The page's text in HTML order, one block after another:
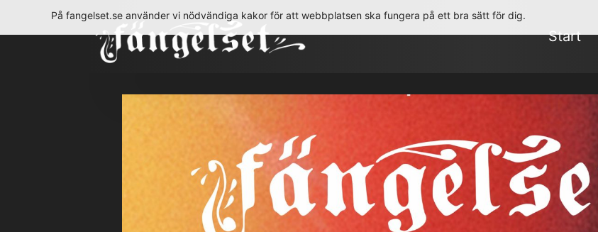
till
Start
På fangelset.se använder vi nödvändiga kakor för att webbplatsen ska fungera på ett bra sätt för dig.